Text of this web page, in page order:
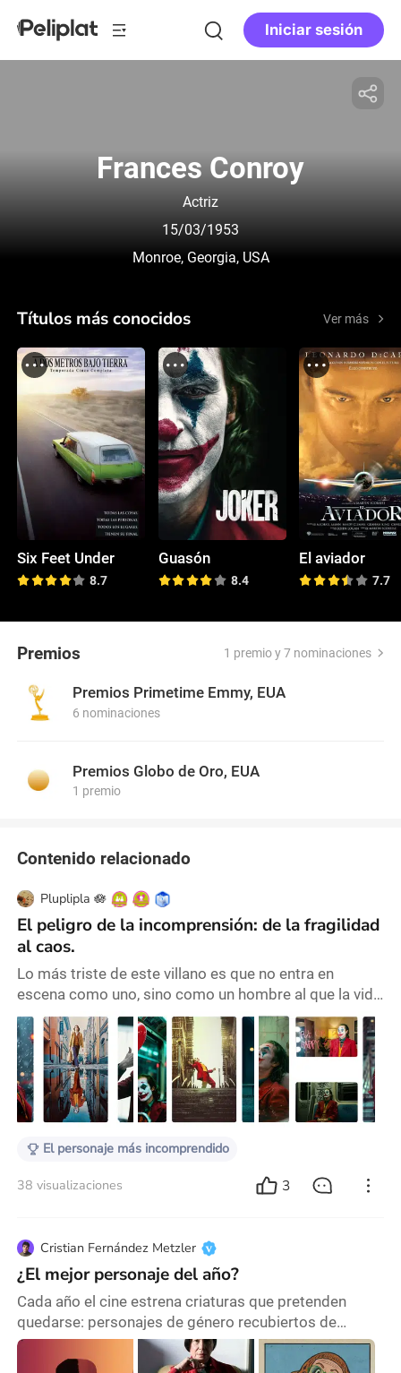
Iniciar sesión
Frances Conroy
Actriz
15/03/1953
Monroe, Georgia, USA
Títulos más conocidos Ver más
Six Feet Under
8.7
Guasón
8.4
El aviador
7.7
Premios 1 premio y 7 nominaciones
Premios Primetime Emmy, EUA
6 nominaciones
Premios Globo de Oro, EUA
1 premio
Contenido relacionado
Pluplipla 🪷
El peligro de la incomprensión: de la fragilidad
al caos.
Lo más triste de este villano es que no entra en
escena como uno, sino como un hombre al que la vida
lo ha agrietado. Y sí… Arthur Fleck tiene una grieta
profunda en una ciudad que ya está rota, en un
sistema que clasifica a las personas según su utilidad
y en una sociedad que —con una sonrisa incómoda—
decide a quién mirar y a quién ignorar. Desde su
infancia, Arthur no fue cuidado, sino más bien
El personaje más incomprendido
38 visualizaciones 3
Cristian Fernández Metzler
¿El mejor personaje del año?
Cada año el cine estrena criaturas que pretenden
quedarse: personajes de género recubiertos de
artificio, de estilización, de personalidad
cuidadosamente dibujada. En los ochenta nacieron